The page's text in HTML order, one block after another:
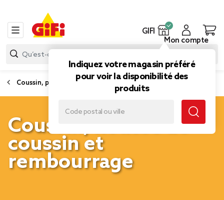
GIFI
Indiquez votre magasin préféré
pour voir la disponibilité des
produits
Mon compte
Coussin, plaid et tapis
Coussin, housse de
coussin et
rembourrage